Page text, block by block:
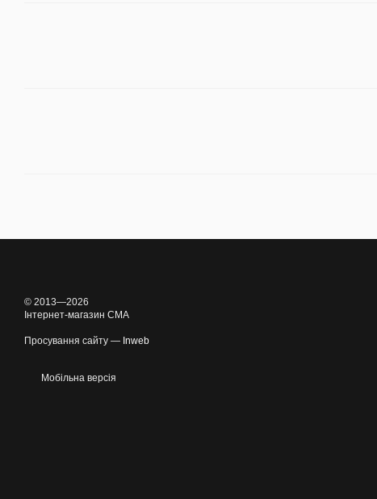
© 2013—2026
Інтернет-магазин CMA
Просування сайту — Inweb
Мобільна версія